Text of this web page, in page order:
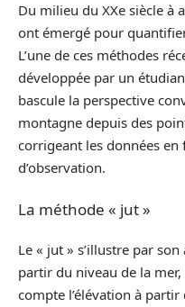
Du milieu du XXe siècle à
ont émergé pour
L’une de ces méthodes
développée par un
bascule la perspective
montagne depuis des
corrigeant les données en
d’observation.
La méthode « jut »
Le « jut » s’illustre par
partir du niveau de la
compte l’élévation à